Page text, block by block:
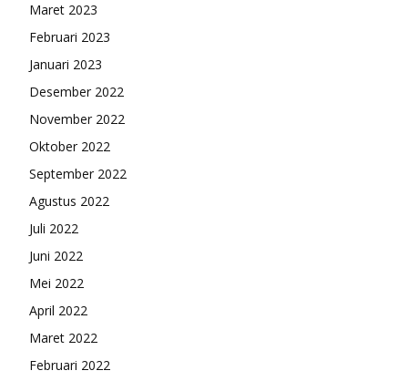
Maret 2023
Februari 2023
Januari 2023
Desember 2022
November 2022
Oktober 2022
September 2022
Agustus 2022
Juli 2022
Juni 2022
Mei 2022
April 2022
Maret 2022
Februari 2022